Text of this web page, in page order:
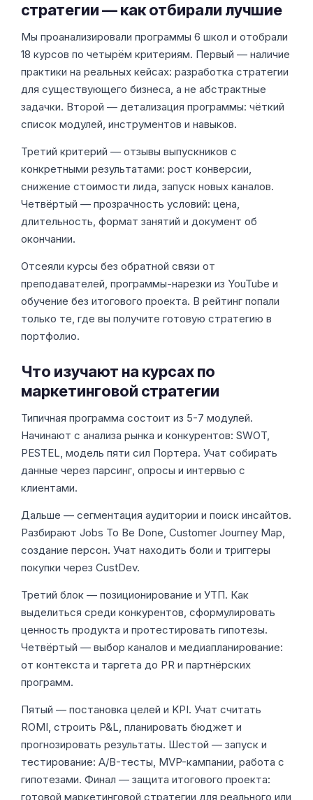
стратегии — как отбирали лучшие
Мы проанализировали программы 6 школ и отобрали
18 курсов по четырём критериям. Первый — наличие
практики на реальных кейсах: разработка стратегии
для существующего бизнеса, а не абстрактные
задачки. Второй — детализация программы: чёткий
список модулей, инструментов и навыков.
Третий критерий — отзывы выпускников с
конкретными результатами: рост конверсии,
снижение стоимости лида, запуск новых каналов.
Четвёртый — прозрачность условий: цена,
длительность, формат занятий и документ об
окончании.
Отсеяли курсы без обратной связи от
преподавателей, программы-нарезки из YouTube и
обучение без итогового проекта. В рейтинг попали
только те, где вы получите готовую стратегию в
портфолио.
Что изучают на курсах по
маркетинговой стратегии
Типичная программа состоит из 5-7 модулей.
Начинают с анализа рынка и конкурентов: SWOT,
PESTEL, модель пяти сил Портера. Учат собирать
данные через парсинг, опросы и интервью с
клиентами.
Дальше — сегментация аудитории и поиск инсайтов.
Разбирают Jobs To Be Done, Customer Journey Map,
создание персон. Учат находить боли и триггеры
покупки через CustDev.
Третий блок — позиционирование и УТП. Как
выделиться среди конкурентов, сформулировать
ценность продукта и протестировать гипотезы.
Четвёртый — выбор каналов и медиапланирование:
от контекста и таргета до PR и партнёрских
программ.
Пятый — постановка целей и KPI. Учат считать
ROMI, строить P&L, планировать бюджет и
прогнозировать результаты. Шестой — запуск и
тестирование: A/B-тесты, MVP-кампании, работа с
гипотезами. Финал — защита итогового проекта:
готовой маркетинговой стратегии для реального или